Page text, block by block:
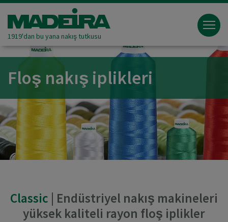
1919'dan bu yana nakış tutkusu
Floş nakış iplikleri
Classic | Endüstriyel nakış makineleri
yüksek kaliteli rayon floş iplikler